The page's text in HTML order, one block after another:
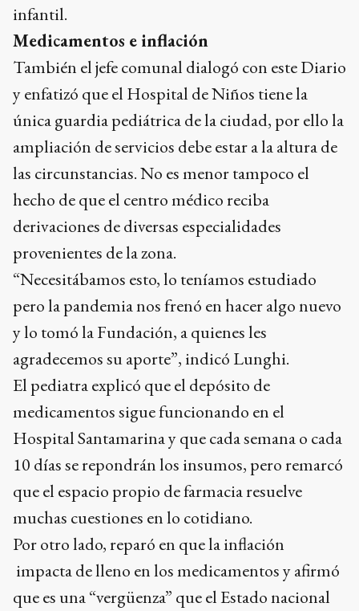
infantil.
Medicamentos e inflación
También el jefe comunal dialogó con este Diario
y enfatizó que el Hospital de Niños tiene la
única guardia pediátrica de la ciudad, por ello la
ampliación de servicios debe estar a la altura de
las circunstancias. No es menor tampoco el
hecho de que el centro médico reciba
derivaciones de diversas especialidades
provenientes de la zona.
“Necesitábamos esto, lo teníamos estudiado
pero la pandemia nos frenó en hacer algo nuevo
y lo tomó la Fundación, a quienes les
agradecemos su aporte”, indicó Lunghi.
El pediatra explicó que el depósito de
medicamentos sigue funcionando en el
Hospital Santamarina y que cada semana o cada
10 días se repondrán los insumos, pero remarcó
que el espacio propio de farmacia resuelve
muchas cuestiones en lo cotidiano.
Por otro lado, reparó en que la inflación
impacta de lleno en los medicamentos y afirmó
que es una “vergüenza” que el Estado nacional